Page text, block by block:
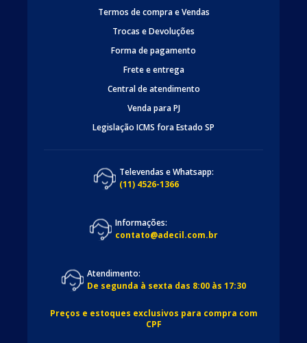
Termos de compra e Vendas
Trocas e Devoluções
Forma de pagamento
Frete e entrega
Central de atendimento
Venda para PJ
Legislação ICMS fora Estado SP
Televendas e Whatsapp:
(11) 4526-1366
Informações:
contato@adecil.com.br
Atendimento:
De segunda à sexta das 8:00 às 17:30
Preços e estoques exclusivos para compra com
CPF